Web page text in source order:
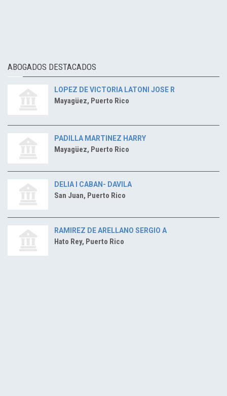
ABOGADOS DESTACADOS
LOPEZ DE VICTORIA LATONI JOSE R
Mayagüez, Puerto Rico
PADILLA MARTINEZ HARRY
Mayagüez, Puerto Rico
DELIA I CABAN- DAVILA
San Juan, Puerto Rico
RAMIREZ DE ARELLANO SERGIO A
Hato Rey, Puerto Rico